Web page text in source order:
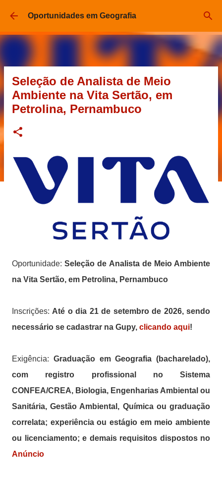
Pular para o conteúdo principal
Oportunidades em Geografia
Seleção de Analista de Meio
Ambiente na Vita Sertão, em
Petrolina, Pernambuco
Oportunidade:Seleção de Analista de Meio Ambiente
na Vita Sertão, em Petrolina, Pernambuco
Inscrições: Até o dia 21 de setembro de 2026, sendo
necessário se cadastrar na Gupy, clicando aqui!
Exigência: Graduação em Geografia (bacharelado),
com registro profissional no Sistema
CONFEA/CREA, Biologia, Engenharias Ambiental ou
Sanitária, Gestão Ambiental, Química ou graduação
correlata; experiência ou estágio em meio ambiente
ou licenciamento; e demais requisitos dispostos no
Anúncio